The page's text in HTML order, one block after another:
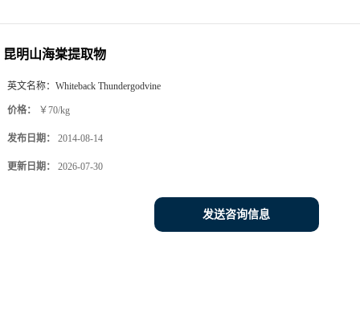
昆明山海棠提取物
英文名称： Whiteback Thundergodvine
价格： ￥70/kg
发布日期： 2014-08-14
更新日期： 2026-07-30
发送咨询信息